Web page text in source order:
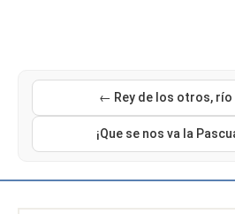
← Rey de los otros, río
¡Que se nos va la